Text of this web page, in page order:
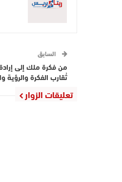
السابق
من فكرة ملك إلى
تُقارب الفكرة والرؤية
تعليقات الزوار